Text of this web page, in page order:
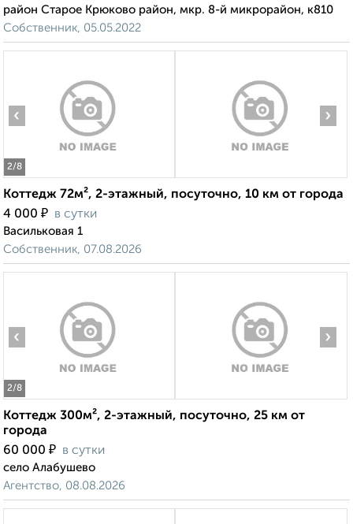
район Старое Крюково район, мкр. 8-й микрорайон, к810
Собственник, 05.05.2022
2/8
‹ ›
Коттедж 72м², 2-этажный, посуточно, 10 км от города
4 000 ₽ в сутки
Васильковая 1
Собственник, 07.08.2026
2/8
‹ ›
Коттедж 300м², 2-этажный, посуточно, 25 км от
города
60 000 ₽ в сутки
село Алабушево
Агентство, 08.08.2026